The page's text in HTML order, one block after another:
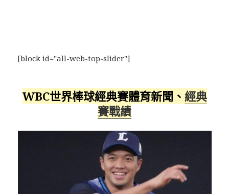
[block id="all-web-top-slider"]
WBC世界棒球經典賽體育新聞、 經典
賽戰績